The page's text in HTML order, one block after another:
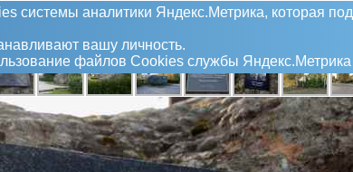
системы аналитики Яндекс.Метрика, которая
вашу личность.
файлов Сookies службы Яндекс.Метрика
погибшим в концлагере №6